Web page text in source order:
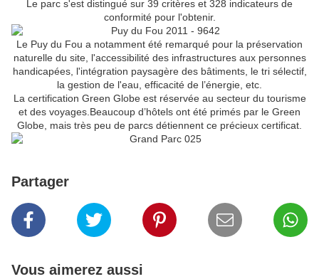
Le parc s'est distingué sur 39 critères et 328 indicateurs de
conformité pour l'obtenir.
Le Puy du Fou a notamment été remarqué pour la préservation
naturelle du site, l'accessibilité des infrastructures aux personnes
handicapées, l'intégration paysagère des bâtiments, le tri sélectif,
la gestion de l'eau, efficacité de l’énergie, etc.
La certification Green Globe est réservée au secteur du tourisme
et des voyages.Beaucoup d’hôtels ont été primés par le Green
Globe, mais très peu de parcs détiennent ce précieux certificat.
Partager
Vous aimerez aussi